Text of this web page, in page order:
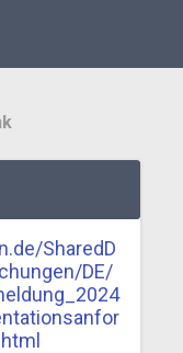
SharedD
DE/